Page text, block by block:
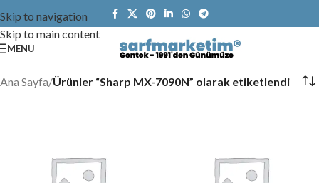
Skip to navigation
Skip to main content
MENU
Ana Sayfa/Ürünler “Sharp MX-7090N” olarak etiketlendi